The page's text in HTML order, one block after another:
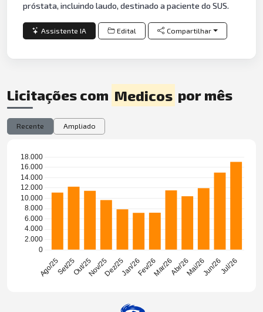
próstata, incluindo laudo, destinado a paciente do SUS.
Assistente IA Edital Compartilhar
Licitações com Medicos por mês
Recente Ampliado